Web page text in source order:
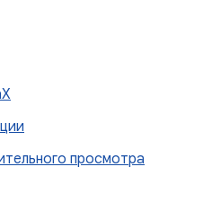
просмотра